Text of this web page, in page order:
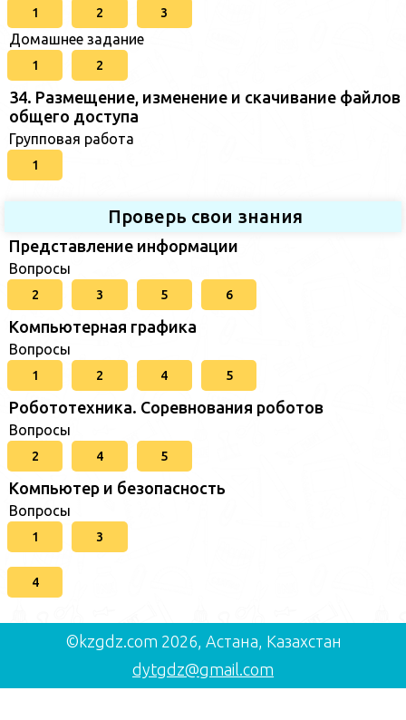
1 2 3
Домашнее задание
1 2
34. Размещение, изменение и скачивание файлов
общего доступа
Групповая работа
1
Проверь свои знания
Представление информации
Вопросы
2 3 5 6
Компьютерная графика
Вопросы
1 2 4 5
Робототехника. Соревнования роботов
Вопросы
2 4 5
Компьютер и безопасность
Вопросы
1 3
4
©kzgdz.com 2026, Астана, Казахстан
dytgdz@gmail.com